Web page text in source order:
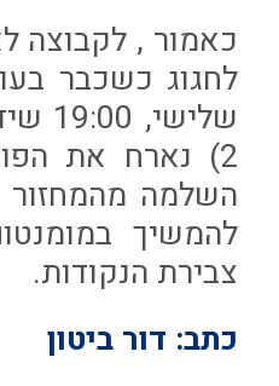
כאמור , לקבוצה
2) נארח את
השלמה מהמחזור
להמשיך
צבירת הנקודות.
כתב: דור ביטון